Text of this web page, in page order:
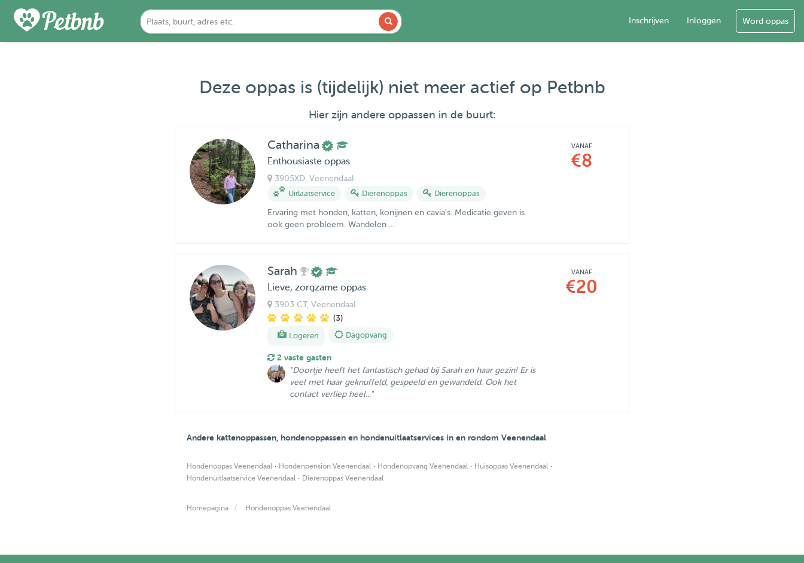
Inschrijven Inloggen Word oppas
Deze oppas is (tijdelijk) niet meer actief op Petbnb
Hier zijn andere oppassen in de buurt:
Catharina
Enthousiaste oppas
3905XD , Veenendaal
Uitlaatservice
Dierenoppas Dierenoppas
Ervaring met honden, katten, konijnen en cavia's. Medicatie geven is
ook geen probleem. Wandelen ...
VANAF
€8
Sarah
Lieve, zorgzame oppas
3903 CT, Veenendaal
(3)
Logeren Dagopvang
2 vaste gasten
"Doortje heeft het fantastisch gehad bij Sarah en haar gezin! Er is
veel met haar geknuffeld, gespeeld en gewandeld. Ook het
contact verliep heel..."
VANAF
€20
Andere kattenoppassen, hondenoppassen en hondenuitlaatservices in en rondom Veenendaal
Hondenoppas Veenendaal · Hondenpension Veenendaal · Hondenopvang Veenendaal · Huisoppas Veenendaal ·
Hondenuitlaatservice Veenendaal · Dierenoppas Veenendaal
Homepagina Hondenoppas Veenendaal